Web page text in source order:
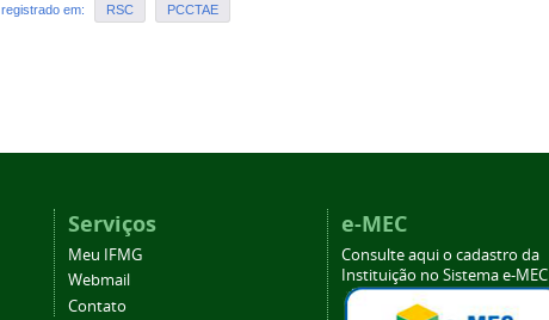
registrado em: RSC PCCTAE
Serviços
Meu IFMG
Webmail
Contato
e-MEC
Consulte aqui o cadastro da
Instituição no Sistema e-MEC